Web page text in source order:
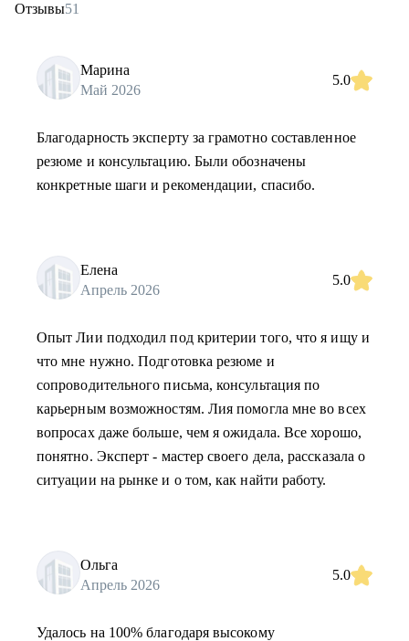
Отзывы51
Марина
Май 2026
5.0
Благодарность эксперту за грамотно составленное
резюме и консультацию. Были обозначены
конкретные шаги и рекомендации, спасибо.
Елена
Апрель 2026
5.0
Опыт Лии подходил под критерии того, что я ищу и
что мне нужно. Подготовка резюме и
сопроводительного письма, консультация по
карьерным возможностям. Лия помогла мне во всех
вопросах даже больше, чем я ожидала. Все хорошо,
понятно. Эксперт - мастер своего дела, рассказала о
ситуации на рынке и о том, как найти работу.
Ольга
Апрель 2026
5.0
Удалось на 100% благодаря высокому